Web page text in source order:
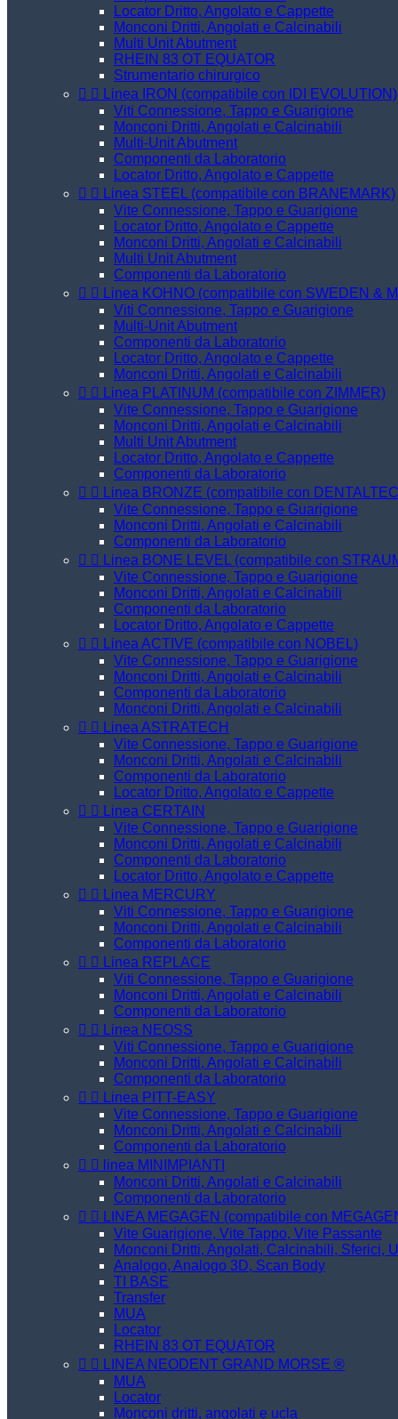
Locator Dritto, Angolato e Cappette
Monconi Dritti, Angolati e Calcinabili
Multi Unit Abutment
RHEIN 83 OT EQUATOR
Strumentario chirurgico
  Linea IRON (compatibile con IDI EVOLUTION)
Viti Connessione, Tappo e Guarigione
Monconi Dritti, Angolati e Calcinabili
Multi-Unit Abutment
Componenti da Laboratorio
Locator Dritto, Angolato e Cappette
  Linea STEEL (compatibile con BRANEMARK)
Vite Connessione, Tappo e Guarigione
Locator Dritto, Angolato e Cappette
Monconi Dritti, Angolati e Calcinabili
Multi Unit Abutment
Componenti da Laboratorio
  Linea KOHNO (compatibile con SWEDEN &
Viti Connessione, Tappo e Guarigione
Multi-Unit Abutment
Componenti da Laboratorio
Locator Dritto, Angolato e Cappette
Monconi Dritti, Angolati e Calcinabili
  Linea PLATINUM (compatibile con ZIMMER)
Vite Connessione, Tappo e Guarigione
Monconi Dritti, Angolati e Calcinabili
Multi Unit Abutment
Locator Dritto, Angolato e Cappette
Componenti da Laboratorio
  Linea BRONZE (compatibile con
Vite Connessione, Tappo e Guarigione
Monconi Dritti, Angolati e Calcinabili
Componenti da Laboratorio
  Linea BONE LEVEL (compatibile con
Vite Connessione, Tappo e Guarigione
Monconi Dritti, Angolati e Calcinabili
Componenti da Laboratorio
Locator Dritto, Angolato e Cappette
  Linea ACTIVE (compatibile con NOBEL)
Vite Connessione, Tappo e Guarigione
Monconi Dritti, Angolati e Calcinabili
Componenti da Laboratorio
Monconi Dritti, Angolati e Calcinabili
  Linea ASTRATECH
Vite Connessione, Tappo e Guarigione
Monconi Dritti, Angolati e Calcinabili
Componenti da Laboratorio
Locator Dritto, Angolato e Cappette
  Linea CERTAIN
Vite Connessione, Tappo e Guarigione
Monconi Dritti, Angolati e Calcinabili
Componenti da Laboratorio
Locator Dritto, Angolato e Cappette
  Linea MERCURY
Viti Connessione, Tappo e Guarigione
Monconi Dritti, Angolati e Calcinabili
Componenti da Laboratorio
  Linea REPLACE
Viti Connessione, Tappo e Guarigione
Monconi Dritti, Angolati e Calcinabili
Componenti da Laboratorio
  Linea NEOSS
Viti Connessione, Tappo e Guarigione
Monconi Dritti, Angolati e Calcinabili
Componenti da Laboratorio
  Linea PITT-EASY
Vite Connessione, Tappo e Guarigione
Monconi Dritti, Angolati e Calcinabili
Componenti da Laboratorio
 
linea MINIMPIANTI
Monconi Dritti, Angolati e Calcinabili
Componenti da Laboratorio
  LINEA MEGAGEN (compatibile con
Vite Guarigione, Vite Tappo, Vite Passante
Monconi Dritti, Angolati, Calcinabili, Sferici,
Analogo, Analogo 3D, Scan Body
TI BASE
Transfer
MUA
Locator
RHEIN 83 OT EQUATOR
  LINEA NEODENT GRAND MORSE ®
MUA
Locator
Monconi dritti, angolati e ucla